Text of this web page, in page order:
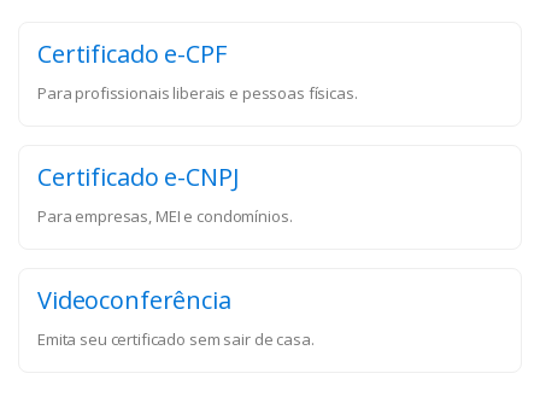
Certificado e-CPF
Para profissionais liberais e pessoas físicas.
Certificado e-CNPJ
Para empresas, MEI e condomínios.
Videoconferência
Emita seu certificado sem sair de casa.